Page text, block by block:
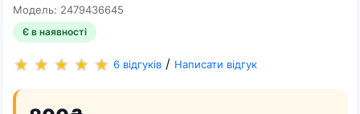
Модель: 2479436645
Є в наявності
6 відгуків / Написати відгук